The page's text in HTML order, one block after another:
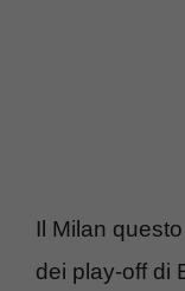
Il Milan
dei play-off di